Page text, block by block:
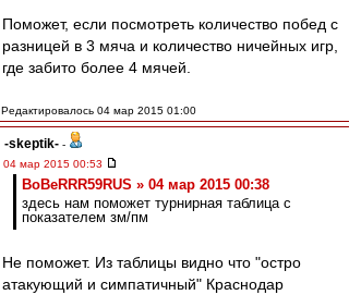
Поможет, если посмотреть количество побед с
разницей в 3 мяча и количество ничейных игр,
где забито более 4 мячей.
Редактировалось 04 мар 2015 01:00
-skeptik- -
04 мар 2015 00:53
BoBeRRR59RUS » 04 мар 2015 00:38
здесь нам поможет турнирная таблица с
показателем зм/пм
Не поможет. Из таблицы видно что "остро
атакующий и симпатичный" Краснодар